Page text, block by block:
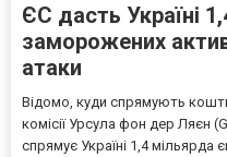
ЄС дасть Україні
заморожених
атаки
Відомо, куди спрямують
комісії Урсула фон дер Ляєн
спрямує Україні 1,4